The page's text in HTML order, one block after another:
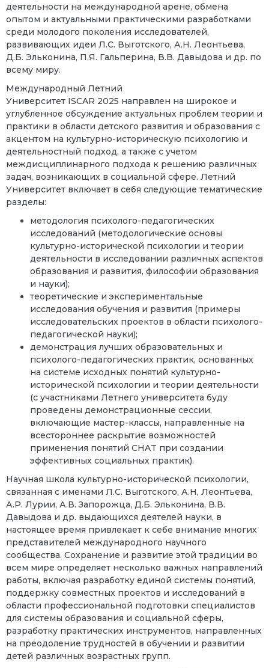
деятельности на международной арене, обмена
опытом и актуальными практическими разработками
среди молодого поколения исследователей,
развивающих идеи Л.С. Выготского, А.Н. Леонтьева,
Д.Б. Эльконина, П.Я. Гальперина, В.В. Давыдова и др. по
всему миру.
Международный Летний
Университет ISCAR 2025 направлен на широкое и
углубленное обсуждение актуальных проблем теории и
практики в области детского развития и образования с
акцентом на культурно-историческую психологию и
деятельностный подход, а также с учетом
междисциплинарного подхода к решению различных
задач, возникающих в социальной сфере. Летний
Университет включает в себя следующие тематические
разделы:
методология психолого-педагогических
исследований (методологические основы
культурно-исторической психологии и теории
деятельности в исследовании различных аспектов
образования и развития, философии образования
и науки);
теоретические и экспериментальные
исследования обучения и развития (примеры
исследовательских проектов в области психолого-
педагогической науки);
демонстрация лучших образовательных и
психолого-педагогических практик, основанных
на системе исходных понятий культурно-
исторической психологии и теории деятельности
(с участниками Летнего университета буду
проведены демонстрационные сессии,
включающие мастер-классы, направленные на
всестороннее раскрытие возможностей
применения понятий CHAT при создании
эффективных социальных практик).
Научная школа культурно-исторической психологии,
связанная с именами Л.С. Выготского, А.Н, Леонтьева,
А.Р. Лурии, А.В. Запорожца, Д.Б. Эльконина, В.В.
Давыдова и др. выдающихся деятелей науки, в
настоящее время привлекает к себе внимание многих
представителей международного научного
сообщества. Сохранение и развитие этой традиции во
всем мире определяет несколько важных направлений
работы, включая разработку единой системы понятий,
поддержку совместных проектов и исследований в
области профессиональной подготовки специалистов
для системы образования и социальной сферы,
разработку практических инструментов, направленных
на преодоление трудностей в обучении и развитии
детей различных возрастных групп.